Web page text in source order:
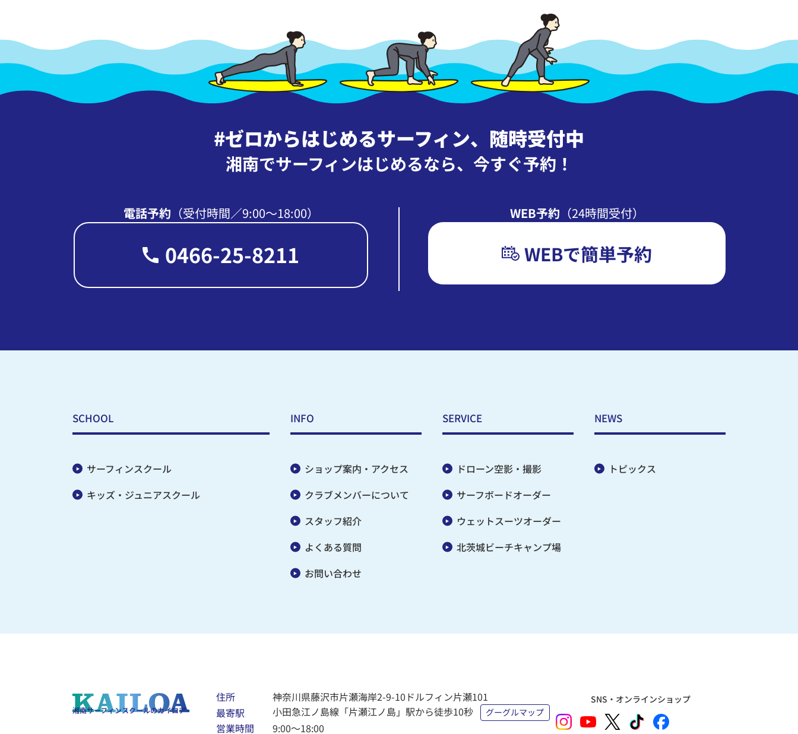
#ゼロからはじめるサーフィン、 随時受付中
湘南でサーフィンはじめるなら、 今すぐ予約！
電話予約 （受付時間∕9:00〜18:00）
0466-25-8211
WEB予約 （24時間受付）
WEBで簡単予約
SCHOOL
サーフィンスクール
キッズ・ジュニアスクール
INFO
ショップ案内・アクセス
クラブメンバーについて
スタッフ紹介
よくある質問
お問い合わせ
SERVICE
ドローン空影・撮影
サーフボードオーダー
ウェットスーツオーダー
北茨城ビーチキャンプ場
NEWS
トピックス
湘南サーフィンスクールのカイロア
住所 神奈川県藤沢市片瀬海岸2-9-10 ドルフィン片瀬101
最寄駅
小田急江ノ島線「片瀬江ノ島」駅から徒歩10秒 グーグルマップ
営業時間 9:00〜18:00
SNS・オンラインショップ